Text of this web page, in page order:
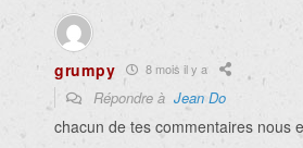
grumpy 8 mois il y a
Répondre à Jean Do
chacun de tes commentaires nous